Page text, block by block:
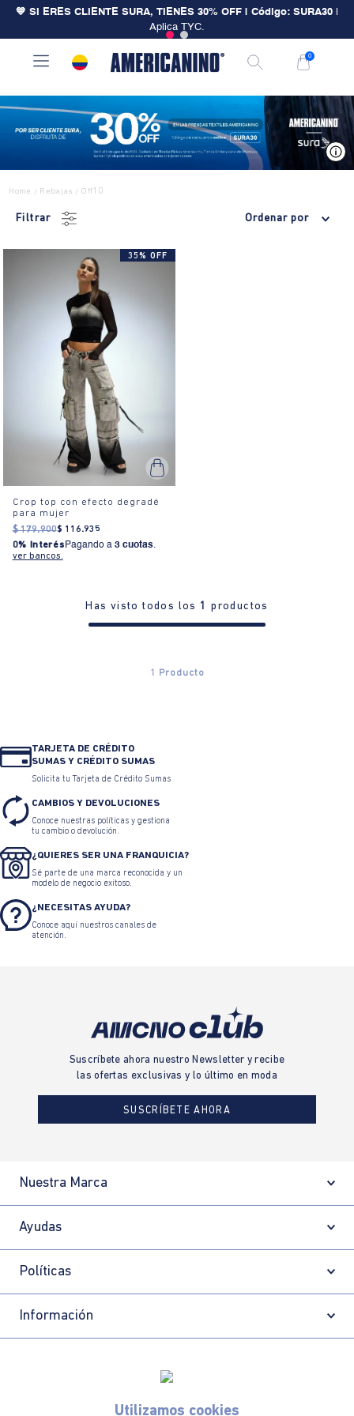
💙 SI ERES CLIENTE SURA, TIENES 30% OFF | Código: SURA30
Aplica TYC.
0
Utilizamos cookies
Home / Rebajas / Off10
Filtrar Ordenar por
35% OFF
Crop top con efecto degradé
para mujer
$ 179.900$ 116.935
0% Interés Pagando a 3 cuotas.
ver bancos.
Has visto todos los 1 productos
1 Producto
TARJETA DE CRÉDITO
SUMAS Y CRÉDITO SUMAS
Solicita tu Tarjeta de Crédito Sumas
CAMBIOS Y DEVOLUCIONES
Conoce nuestras políticas y gestiona
tu cambio o devolución.
¿QUIERES SER UNA FRANQUICIA?
Sé parte de una marca reconocida y un
modelo de negocio exitoso.
¿NECESITAS AYUDA?
Conoce aquí nuestros canales de
atención.
Suscríbete ahora nuestro Newsletter y recibe
las ofertas exclusivas y lo último en moda
SUSCRÍBETE AHORA
Nuestra Marca
Ayudas
Políticas
Información